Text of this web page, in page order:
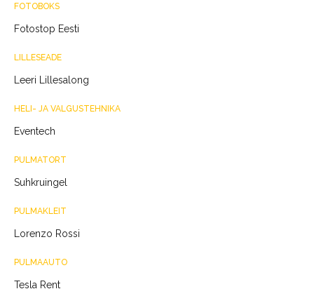
FOTOBOKS
Fotostop Eesti
LILLESEADE
Leeri Lillesalong
HELI- JA VALGUSTEHNIKA
Eventech
PULMATORT
Suhkruingel
PULMAKLEIT
Lorenzo Rossi
PULMAAUTO
Tesla Rent